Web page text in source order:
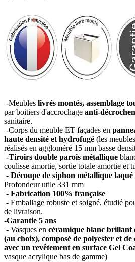
-Meubles livrés montés, assemblage
par boitiers d'accrochage anti-
sanitaire.
-Corps du meuble ET façades en
haute densité et hydrofugé (les
réalisés en aggloméré 15 mm basse
-Tiroirs double parois métallique
coulisse amortie, sortie totale amortie et
- Découpe de siphon métallique
Profondeur utile 331 mm
- Fabrication 100% française
- Emballage robuste et soigné, étudié
de livraison.
-Garantie 5 ans
- Vasques en céramique blanc brillant
(au choix), composé de polyester et
avec un revêtement en surface Gel
vasque acrylique bas de gamme)